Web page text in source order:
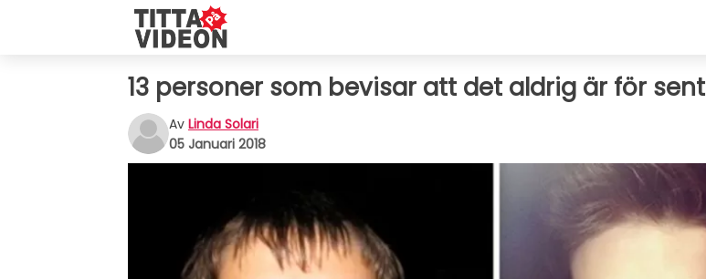
13 personer som bevisar att det aldrig är för sent
Av Linda Solari
05 Januari 2018